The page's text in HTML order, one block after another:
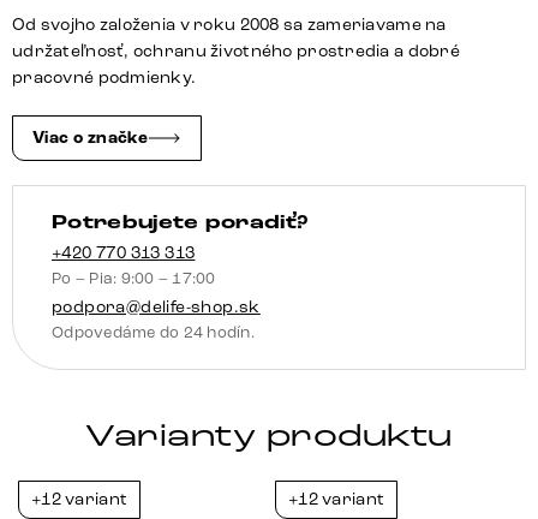
bouclé
mäkký
tmavobéžová
Od svojho založenia v roku 2008 sa zameriavame na
udržateľnosť, ochranu životného prostredia a dobré
pracovné podmienky.
Viac o značke
Potrebujete poradiť?
+420 770 313 313
Po – Pia: 9:00 – 17:00
podpora@delife-shop.sk
Odpovedáme do 24 hodín.
Varianty produktu
Bestseller
+12 variant +12 variant